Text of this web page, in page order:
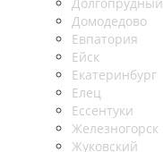
Домодедово
Евпатория
Ейск
Екатеринбург
Елец
Ессентуки
Железногорск
Жуковский